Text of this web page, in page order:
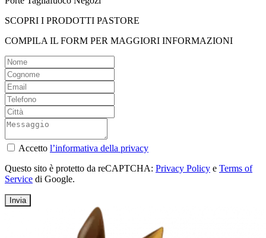
SCOPRI I PRODOTTI PASTORE
COMPILA IL FORM PER MAGGIORI INFORMAZIONI
Accetto l’informativa della privacy
Questo sito è protetto da reCAPTCHA: Privacy Policy e Terms of
Service di Google.
Invia